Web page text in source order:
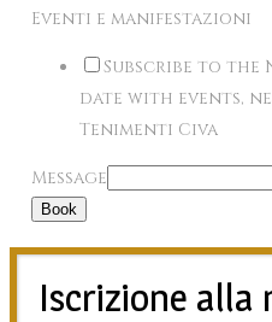
Eventi e manifestazioni
Subscribe to the
date with events,
Tenimenti Civa
Message
Book
Iscrizione alla